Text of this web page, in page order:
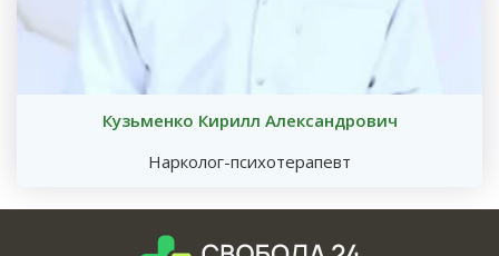
Кузьменко Кирилл Александрович
Нарколог-психотерапевт